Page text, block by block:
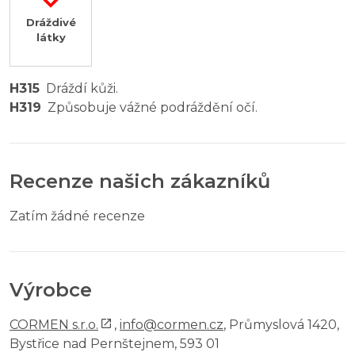
Dráždivé
látky
H315 Dráždí kůži.
H319 Způsobuje vážné podráždění očí.
Recenze našich zákazníků
Zatím žádné recenze
Výrobce
CORMEN s.r.o. , info@cormen.cz, Průmyslová 1420,
Bystřice nad Pernštejnem, 593 01